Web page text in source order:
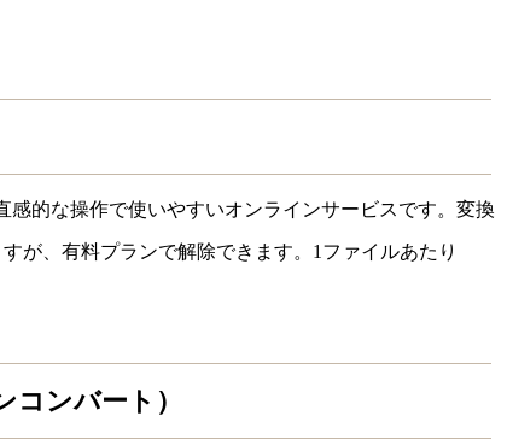
感的な操作で使いやすいオンラインサービスです。変換
が、有料プランで解除できます。1ファイルあたり
コンバート）